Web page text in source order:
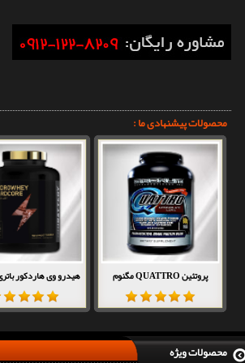
محصولات پیشنهادی ما :
پروتئین QUATTRO مگنوم هیدرو وی هاردکور
محصولات ویژه